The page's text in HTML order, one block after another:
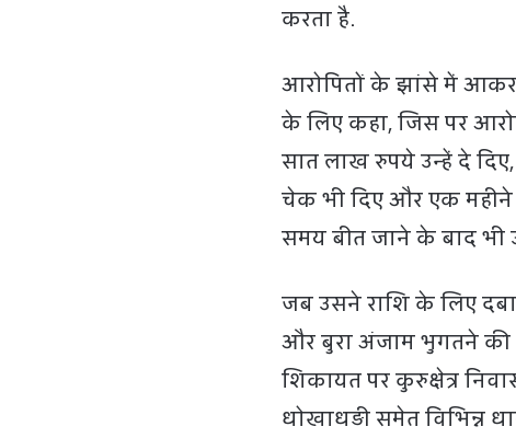
करता है.
आरोपितों के झांसे में आकर
के लिए कहा, जिस पर
सात लाख रुपये उन्हें दे
चेक भी दिए और एक
समय बीत जाने के बाद भी
जब उसने राशि के लिए
और बुरा अंजाम भुगतने की
शिकायत पर कुरुक्षेत्र
धोखाधड़ी समेत विभिन्न